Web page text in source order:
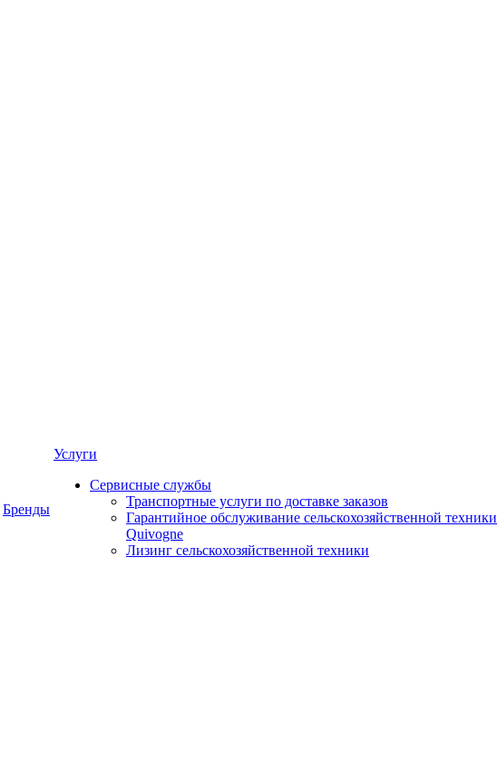
Бренды
Услуги
Сервисные службы
Транспортные услуги по доставке заказов
Гарантийное обслуживание сельскохозяйственной техники
Quivogne
Лизинг сельскохозяйственной техники